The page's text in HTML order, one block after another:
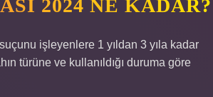
2024 NE KADAR?
işleyenlere 1 yıldan 3 yıla kadar
türüne ve kullanıldığı duruma göre